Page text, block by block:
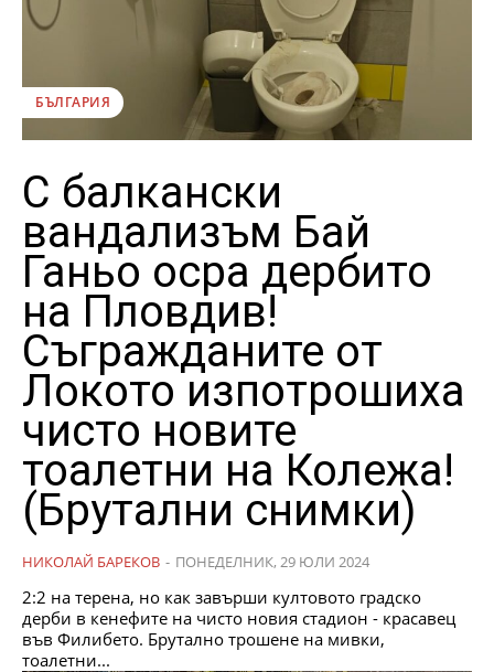
БЪЛГАРИЯ
С балкански
вандализъм Бай
Ганьо осра дербито
на Пловдив!
Съгражданите от
Локото изпотрошиха
чисто новите
тоалетни на Колежа!
(Брутални снимки)
НИКОЛАЙ БАРЕКОВ - ПОНЕДЕЛНИК, 29 ЮЛИ 2024
2:2 на терена, но как завърши култовото градско
дерби в кенефите на чисто новия стадион - красавец
във Филибето. Брутално трошене на мивки,
тоалетни...